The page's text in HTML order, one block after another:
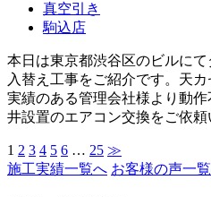
真空引き
駒込店
本日は東京都渋谷区のビルに
入替え工事をご紹介です。天
実績のある管理会社様より動
井設置のエアコン交換をご依頼
1 2 3 4 5 6 … 25 ≫
施工実績一覧へ お客様の声一